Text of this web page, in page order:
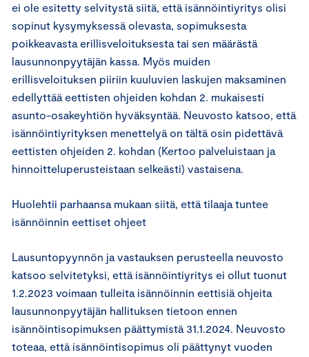
ei ole esitetty selvitystä siitä, että isännöintiyritys olisi
sopinut kysymyksessä olevasta, sopimuksesta
poikkeavasta erillisveloituksesta tai sen määrästä
lausunnonpyytäjän kassa. Myös muiden
erillisveloituksen piiriin kuuluvien laskujen maksaminen
edellyttää eettisten ohjeiden kohdan 2. mukaisesti
asunto-osakeyhtiön hyväksyntää. Neuvosto katsoo, että
isännöintiyrityksen menettelyä on tältä osin pidettävä
eettisten ohjeiden 2. kohdan (Kertoo palveluistaan ja
hinnoitteluperusteistaan selkeästi) vastaisena.
Huolehtii parhaansa mukaan siitä, että tilaaja tuntee
isännöinnin eettiset ohjeet
Lausuntopyynnön ja vastauksen perusteella neuvosto
katsoo selvitetyksi, että isännöintiyritys ei ollut tuonut
1.2.2023 voimaan tulleita isännöinnin eettisiä ohjeita
lausunnonpyytäjän hallituksen tietoon ennen
isännöintisopimuksen päättymistä 31.1.2024. Neuvosto
toteaa, että isännöintisopimus oli päättynyt vuoden